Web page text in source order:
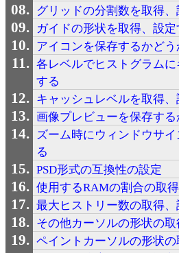
グリッドの分割数を取得、
ガイドの形状を取得、設定
アイコンを保存するかど
各レベルでヒストグラム
する
キャッシュレベルを取得、
画像プレビューを保存す
ズーム時にウィンドウサ
る
PSD形式の互換性の設定
使用するRAMの割合の取
最大ヒストリー数の取得、
その他カーソルの形状の取
ペイントカーソルの形状の